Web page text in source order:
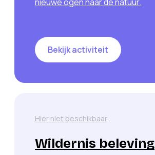
Bekijk activiteit
Hier niet beschikbaar
Wildernis beleving